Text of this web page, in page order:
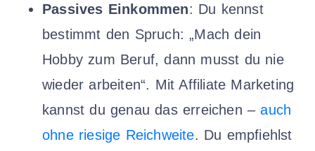
Passives Einkommen: Du kennst
bestimmt den Spruch: „Mach dein
Hobby zum Beruf, dann musst du nie
wieder arbeiten“. Mit Affiliate Marketing
kannst du genau das erreichen –auch
ohne riesige Reichweite. Du empfiehlst